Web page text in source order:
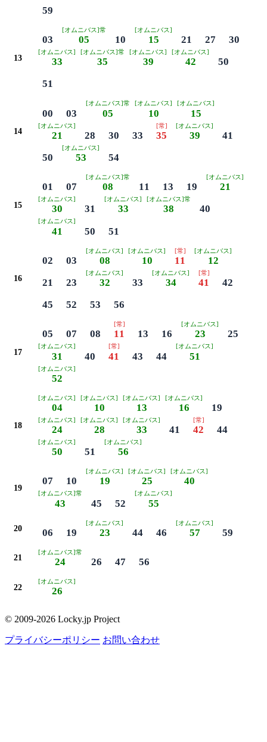
59
13
03
[オムニバス]常
05 10
[オムニバス]
15 21 27 30
[オムニバス]
33
[オムニバス]常
35
[オムニバス]
39
[オムニバス]
42
50
51
14
00 03
[オムニバス]常
05
[オムニバス]
10
[オムニバス]
15
[オムニバス]
21 28 30 33
[常]
35
[オムニバス]
39
41
50
[オムニバス]
53 54
15
01 07
[オムニバス]常
08 11 13 19
[オムニバス]
21
[オムニバス]
30 31
[オムニバス]
33
[オムニバス]常
38 40
[オムニバス]
41 50 51
16
02 03
[オムニバス]
08
[オムニバス]
10
[常]
11
[オムニバス]
12
21
23
[オムニバス]
32 33
[オムニバス]
34
[常]
41
42
45
52 53 56
17
05 07 08
[常]
11 13 16
[オムニバス]
23 25
[オムニバス]
31 40
[常]
41 43 44
[オムニバス]
51
[オムニバス]
52
18
[オムニバス]
04
[オムニバス]
10
[オムニバス]
13
[オムニバス]
16 19
[オムニバス]
24
[オムニバス]
28
[オムニバス]
33 41
[常]
42 44
[オムニバス]
50 51
[オムニバス]
56
19
07 10
[オムニバス]
19
[オムニバス]
25
[オムニバス]
40
[オムニバス]常
43 45 52
[オムニバス]
55
20 06 19
[オムニバス]
23 44 46
[オムニバス]
57 59
21
[オムニバス]常
24 26 47 56
22
[オムニバス]
26
© 2009-2026 Locky.jp Project
プライバシーポリシー お問い合わせ